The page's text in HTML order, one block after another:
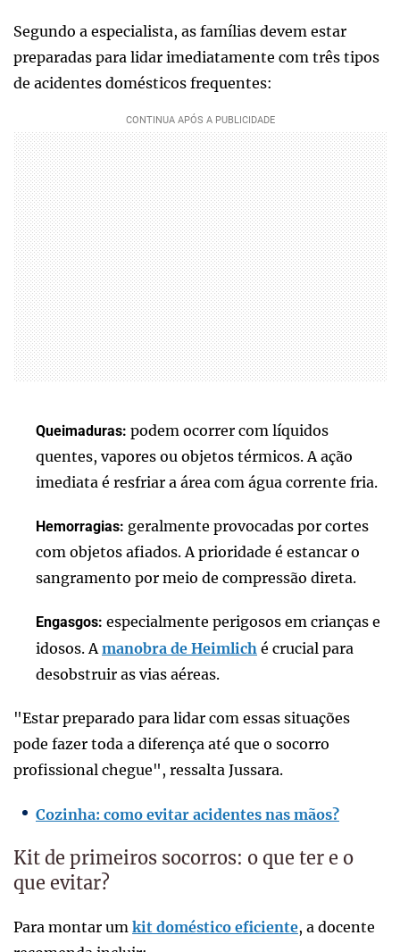
Segundo a especialista, as famílias devem estar
preparadas para lidar imediatamente com três tipos
de acidentes domésticos frequentes:
Queimaduras: podem ocorrer com líquidos
quentes, vapores ou objetos térmicos. A ação
imediata é resfriar a área com água corrente fria.
Hemorragias: geralmente provocadas por cortes
com objetos afiados. A prioridade é estancar o
sangramento por meio de compressão direta.
Engasgos: especialmente perigosos em crianças e
idosos. A manobra de Heimlich é crucial para
desobstruir as vias aéreas.
"Estar preparado para lidar com essas situações
pode fazer toda a diferença até que o socorro
profissional chegue", ressalta Jussara.
Cozinha: como evitar acidentes nas mãos?
Kit de primeiros socorros: o que ter e o
que evitar?
Para montar um kit doméstico eficiente, a docente